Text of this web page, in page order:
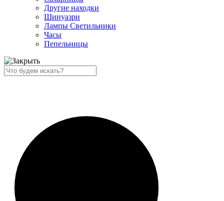
Другие находки
Шинуазри
Лампы Светильники
Часы
Пепельницы